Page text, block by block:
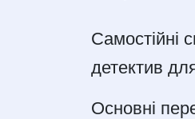
Самостійні
детектив
Основні